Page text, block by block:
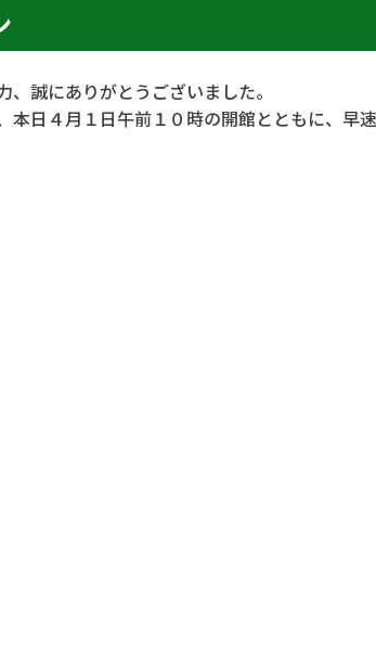
誠にありがとうございました。
日４月１日午前１０時の開館とともに、早